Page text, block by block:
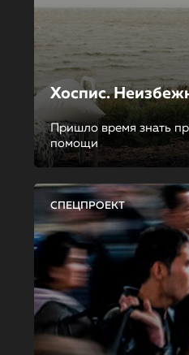
Хоспис.
Пришло время знать
помощи
СПЕЦПРОЕКТ